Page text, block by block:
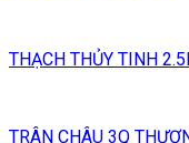
THẠCH THỦY TINH
TRÂN CHÂU 3Q